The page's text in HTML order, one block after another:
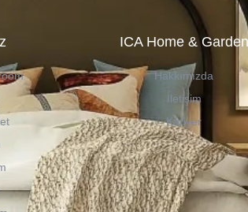
ICA Home & Garden
Hakkımızda
İletişim
Kariyer